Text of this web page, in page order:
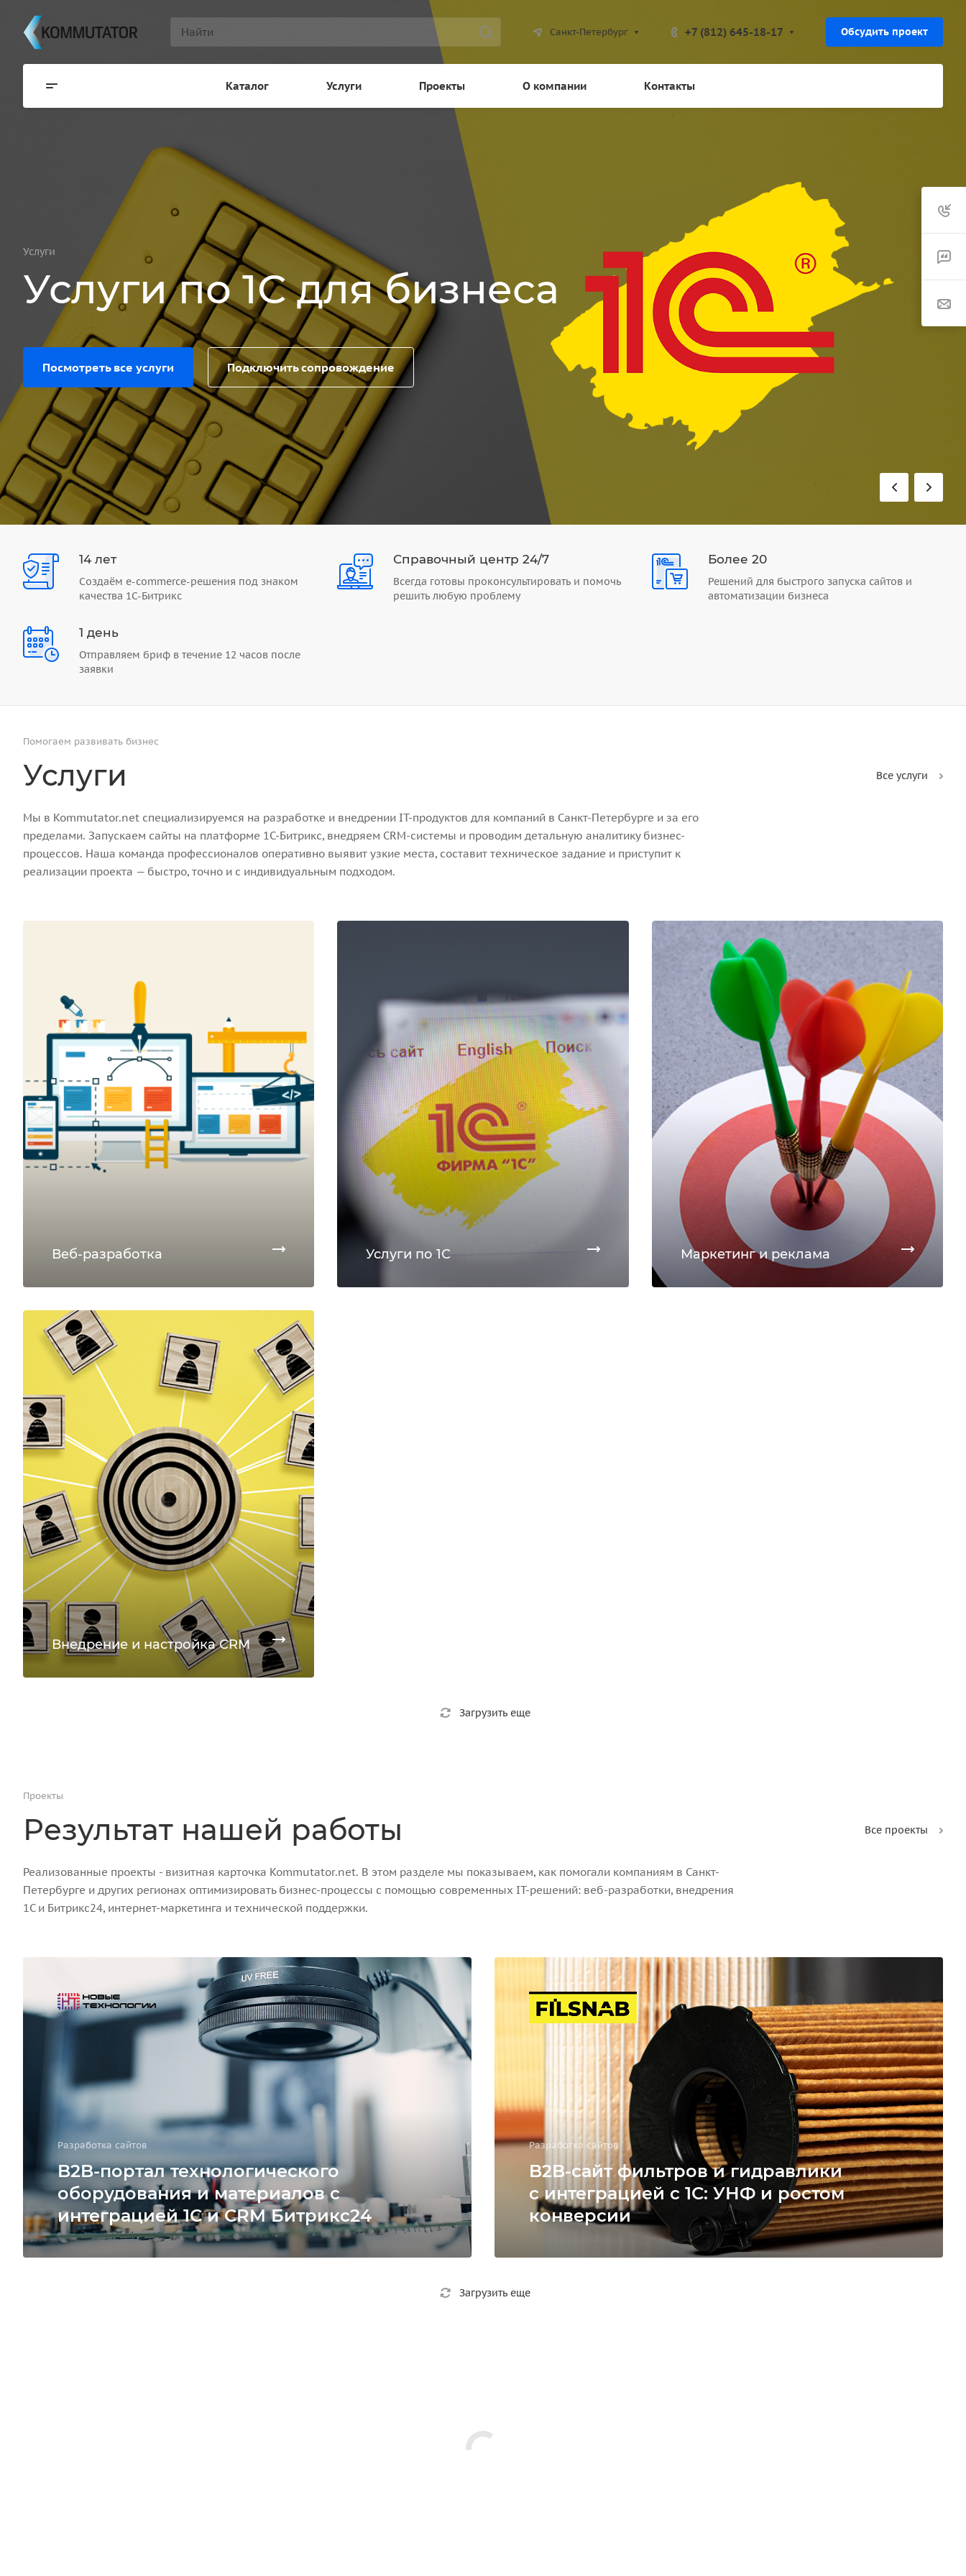
Санкт-Петербург +7 (812) 645-18-17 Обсудить проект
Каталог Услуги Проекты О компании Контакты
Услуги
Услуги по 1С для бизнеса
Посмотреть все услуги Подключить сопровождение
14 лет
Создаём e-commerce-решения под знаком
качества 1С-Битрикс
Справочный центр 24/7
Всегда готовы проконсультировать и помочь
решить любую проблему
Более 20
Решений для быстрого запуска сайтов и
автоматизации бизнеса
1 день
Отправляем бриф в течение 12 часов после
заявки
Помогаем развивать бизнес
Услуги Все услуги
Мы в Kommutator.net специализируемся на разработке и внедрении IT-продуктов для компаний в Санкт-Петербурге и за его
пределами. Запускаем сайты на платформе 1С-Битрикс, внедряем CRM-системы и проводим детальную аналитику бизнес-
процессов. Наша команда профессионалов оперативно выявит узкие места, составит техническое задание и приступит к
реализации проекта — быстро, точно и с индивидуальным подходом.
Веб-разработка Услуги по 1С Маркетинг и реклама
Внедрение и настройка CRM
Загрузить еще
Проекты
Результат нашей работы Все проекты
Реализованные проекты - визитная карточка Kommutator.net. В этом разделе мы показываем, как помогали компаниям в Санкт-
Петербурге и других регионах оптимизировать бизнес-процессы с помощью современных IT-решений: веб-разработки, внедрения
1С и Битрикс24, интернет-маркетинга и технической поддержки.
Разработка сайтов
B2B-портал технологического
оборудования и материалов с
интеграцией 1С и CRM Битрикс24
Разработка сайтов
B2B-сайт фильтров и гидравлики
с интеграцией с 1С: УНФ и ростом
конверсии
Загрузить еще